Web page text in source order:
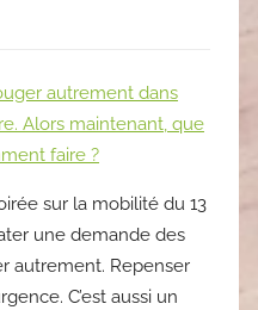
autrement dans
Alors maintenant, que
faire ?
sur la mobilité du 13
une demande des
autrement. Repenser
C’est aussi un